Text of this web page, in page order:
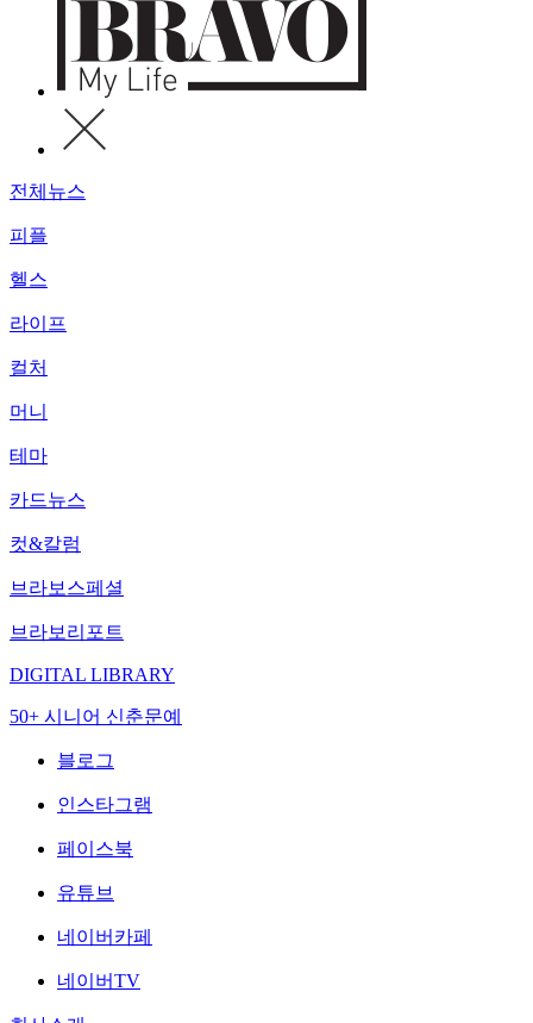
전체뉴스
피플
헬스
라이프
컬처
머니
테마
카드뉴스
컷&칼럼
브라보스페셜
브라보리포트
DIGITAL LIBRARY
50+ 시니어 신춘문예
블로그
인스타그램
페이스북
유튜브
네이버카페
네이버TV